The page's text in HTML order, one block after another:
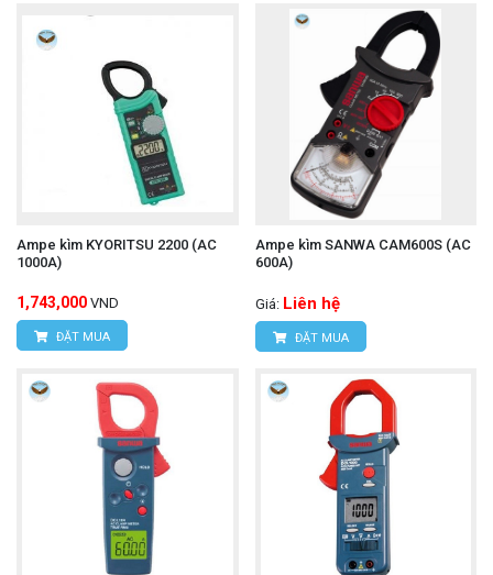
Ampe kìm KYORITSU 2200 (AC
1000A)
1,743,000 VND
ĐẶT MUA
Ampe kìm SANWA CAM600S (AC
600A)
Giá: Liên hệ
ĐẶT MUA